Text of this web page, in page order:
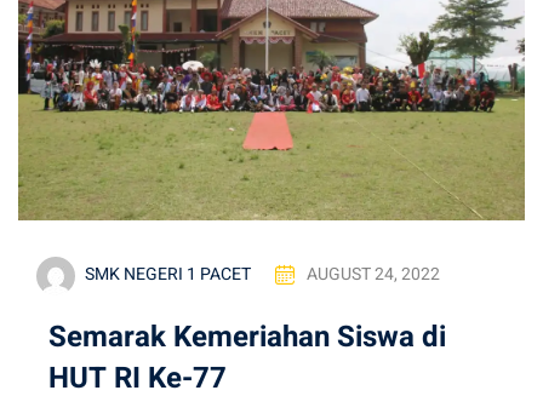
SMK NEGERI 1 PACET AUGUST 24, 2022
Semarak Kemeriahan Siswa di
HUT RI Ke-77